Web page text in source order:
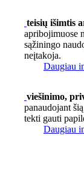
teisių išimtis
apribojimuose
sąžiningo
neįtakoja.
Daugiau
viešinimo,
panaudojant
tekti gauti
Daugiau